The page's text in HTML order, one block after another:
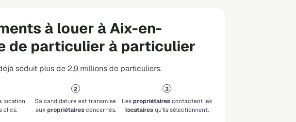
à louer à Aix-en-
de particulier à particulier
séduit plus de 2,9 millions de particuliers.
location
clics.
Sa candidature est transmise
auxpropriétairesconcernés.
Lespropriétairescontactent les
locatairesqu'ils sélectionnent.